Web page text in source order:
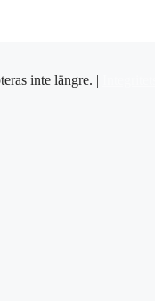
inte längre. |